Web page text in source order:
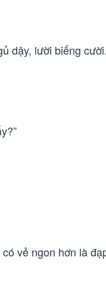
dậy, lười biếng
vẻ ngon hơn là